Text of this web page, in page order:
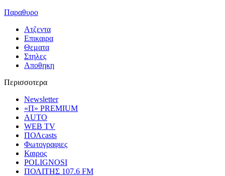
Παραθυρο
Ατζεντα
Επικαιρα
Θεματα
Στηλες
Αποθηκη
Περισσοτερα
Newsletter
«Π» PREMIUM
AUTO
WEB TV
ΠΟΛcasts
Φωτογραφιες
Καιρος
POLIGNOSI
ΠΟΛΙΤΗΣ 107.6 FM